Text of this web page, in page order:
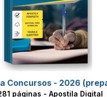
Concursos - 2026
páginas - Apostila Digital